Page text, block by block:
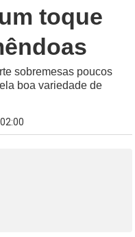
toque
sobremesas poucos
boa variedade de